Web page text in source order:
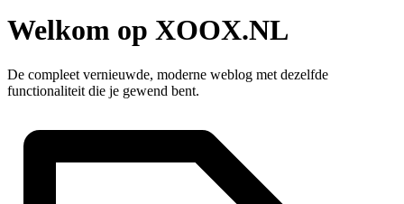
Welkom op XOOX.NL
De compleet vernieuwde, moderne weblog met dezelfde
functionaliteit die je gewend bent.